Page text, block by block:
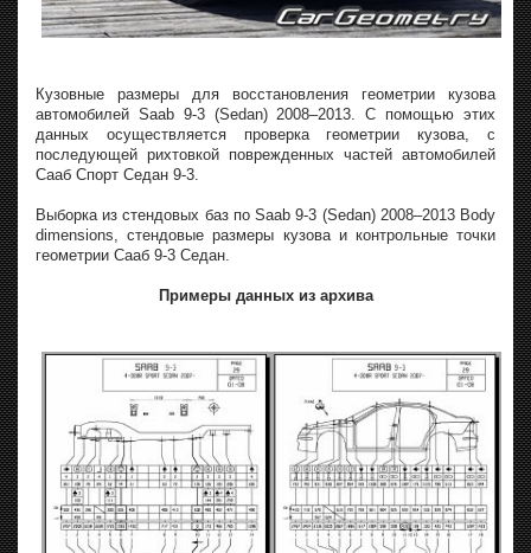
Кузовные размеры для восстановления геометрии кузова
автомобилей Saab 9-3 (Sedan) 2008–2013. С помощью этих
данных осуществляется проверка геометрии кузова, с
последующей рихтовкой поврежденных частей автомобилей
Сааб Спорт Седан 9-3.
Выборка из стендовых баз по Saab 9-3 (Sedan) 2008–2013 Body
dimensions, стендовые размеры кузова и контрольные точки
геометрии Сааб 9-3 Седан.
Примеры данных из архива